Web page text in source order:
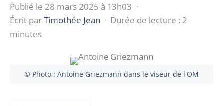
Publié le 28 mars 2025 à 13h03 ·
Écrit parTimothée Jean · Durée de lecture : 2
minutes
© Photo : Antoine Griezmann dans le viseur de l'OM